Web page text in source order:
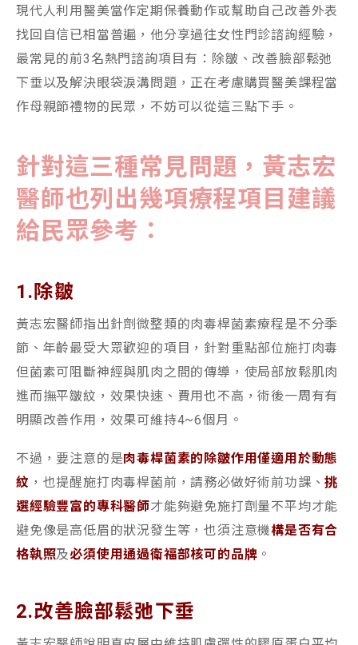
現代人利用醫美當作定期保養動作或幫助自己改善外表
找回自信已相當普遍，他分享過往女性門診諮詢經驗，
最常見的前3名熱門諮詢項目有：除皺、改善臉部鬆弛
下垂以及解決眼袋淚溝問題，正在考慮購買醫美課程當
作母親節禮物的民眾，不妨可以從這三點下手。
針對這三種常見問題， 黃志宏
醫師也列出幾項療程項目建議
給民眾參考 ：
1.除皺
黃志宏醫師指出針劑微整類的肉毒桿菌素療程是不分季
節、年齡最受大眾歡迎的項目，針對重點部位施打肉毒
但菌素可阻斷神經與肌肉之間的傳導，使局部放鬆肌肉
進而撫平皺紋，效果快速、費用也不高，術後一周有有
明顯改善作用，效果可維持4~6個月。
不過，要注意的是肉毒桿菌素的除皺作用僅適用於動態
紋 ，也提醒施打肉毒桿菌前，請務必做好術前功課、挑
選經驗豐富的專科醫師才能夠避免施打劑量不平均才能
避免像是高低眉的狀況發生等，也須注意機構是否有合
格執照及必須使用通過衛福部核可的品牌 。
2.改善臉部鬆弛下垂